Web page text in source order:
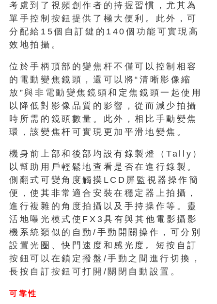
考慮到了視頻創作者的持握習慣，尤其為
單手控制按鈕提供了極大便利。此外，可
分配給15個自訂鍵的140個功能可實現高
效地拍攝。
位於手柄頂部的變焦杆不僅可以控制相容
的電動變焦鏡頭，還可以將“清晰影像縮
放”與非電動變焦鏡頭和定焦鏡頭一起使用
以降低對影像品質的影響，從而減少拍攝
時所需的鏡頭數量。此外，相比手動變焦
環，該變焦杆可實現更加平滑地變焦。
機身前上部和後部均設有錄製燈（Tally）
以幫助用戶輕鬆地查看是否在進行錄製。
側翻式可變角度觸摸LCD屏監視器操作簡
便，使其非常適合安裝在穩定器上拍攝，
進行複雜的角度拍攝以及手持操作等。靈
活地曝光模式使FX3具有與其他電影攝影
機系統類似的自動/手動開關操作，可分別
設置光圈、快門速度和感光度。短按自訂
按鈕可以在鎖定撥盤/手動之間進行切換，
長按自訂按鈕可打開/關閉自動設置。
可靠性